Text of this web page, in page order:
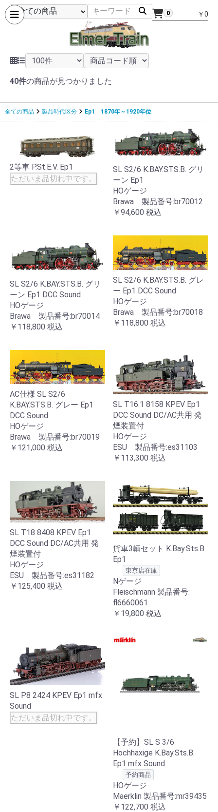
0 ￥0
40件の商品が見つかりました
全ての商品 製品時代区分 Ep1 1870年～1920年位
2等車 P.St.E.V. Ep1
ただいま品切れ中です。
SL S2/6 K.BAY.STS.B. グリ
ーン Ep1
HOゲージ
Brawa 製品番号:br70012
￥94,600 税込
SL S2/6 K.BAY.STS.B. グリ
ーン Ep1 DCC Sound
HOゲージ
Brawa 製品番号:br70014
￥118,800 税込
SL S2/6 K.BAY.STS.B. グレ
ー Ep1 DCC Sound
HOゲージ
Brawa 製品番号:br70018
￥118,800 税込
AC仕様 SL S2/6
K.BAY.STS.B. グレー Ep1
DCC Sound
HOゲージ
Brawa 製品番号:br70019
￥121,000 税込
SL T16.1 8158 KPEV Ep1
DCC Sound DC/AC共用 発
煙装置付
HOゲージ
ESU 製品番号:es31103
￥113,300 税込
SL T18 8408 KPEV Ep1
DCC Sound DC/AC共用 発
煙装置付
HOゲージ
ESU 製品番号:es31182
￥125,400 税込
貨車3輌セット K.Bay.Sts.B.
Ep1
東京店在庫
Nゲージ
Fleischmann 製品番号:
fl6660061
￥19,800 税込
SL P8 2424 KPEV Ep1 mfx
Sound
ただいま品切れ中です。
【予約】SL S 3/6
Hochhaxige K.Bay.Sts.B.
Ep1 mfx Sound
予約商品
HOゲージ
Maerklin 製品番号:mr39435
￥122,700 税込